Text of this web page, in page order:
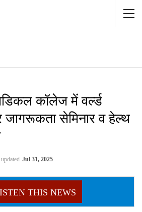
कॉलेज में वर्ल्ड
जागरूकता सेमिनार व हेल्थ
Jul 31, 2025
THIS NEWS